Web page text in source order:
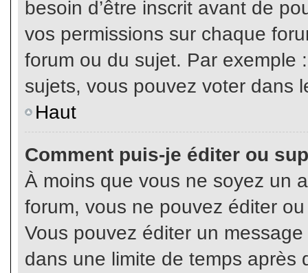
besoin d’être inscrit avant de
vos permissions sur chaque
forum ou du sujet. Par exemple
sujets, vous pouvez voter dans
Haut
Comment puis-je éditer ou
À moins que vous ne soyez un
forum, vous ne pouvez éditer
Vous pouvez éditer un
dans une limite de temps après